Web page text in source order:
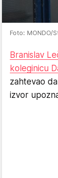
Foto: MONDO/
Branislav
koleginicu
zahtevao
izvor